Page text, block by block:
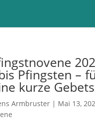
Pfingsten –
kurze
Armbruster| Mai 13,